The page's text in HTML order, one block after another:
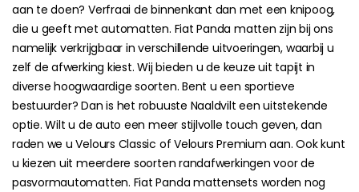
aan te doen? Verfraai de binnenkant dan met een knipoog,
die u geeft met automatten. Fiat Panda matten zijn bij ons
namelijk verkrijgbaar in verschillende uitvoeringen, waarbij u
zelf de afwerking kiest. Wij bieden u de keuze uit tapijt in
diverse hoogwaardige soorten. Bent u een sportieve
bestuurder? Dan is het robuuste Naaldvilt een uitstekende
optie. Wilt u de auto een meer stijlvolle touch geven, dan
raden we u Velours Classic of Velours Premium aan. Ook kunt
u kiezen uit meerdere soorten randafwerkingen voor de
pasvormautomatten. Fiat Panda mattensets worden nog